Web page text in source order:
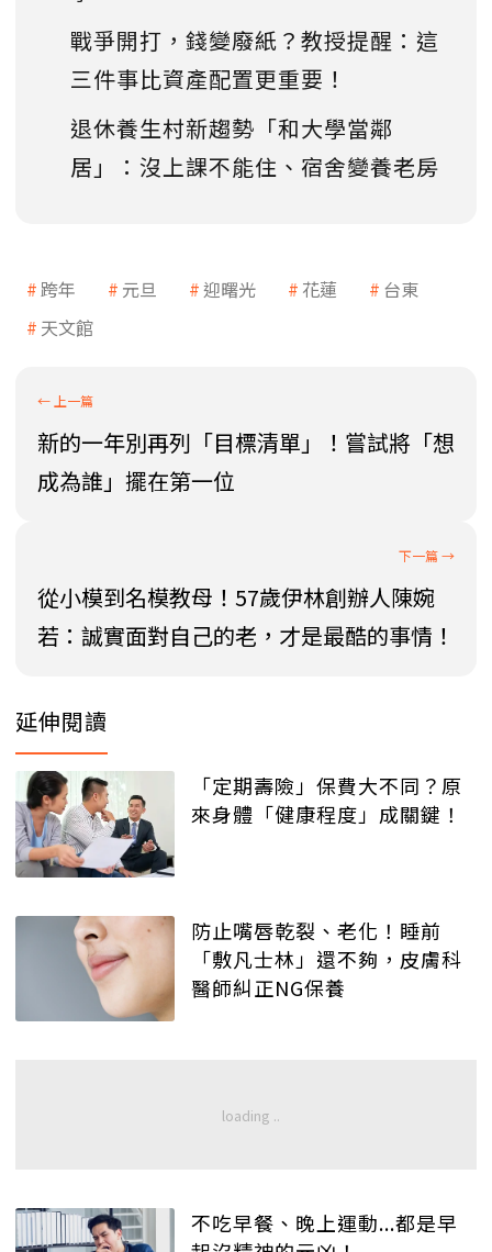
戰爭開打，錢變廢紙？教授提醒：這
三件事比資產配置更重要！
退休養生村新趨勢「和大學當鄰
居」：沒上課不能住、宿舍變養老房
跨年 元旦 迎曙光 花蓮
台東
天文館
新的一年別再列「目標清單」！嘗試將「想
成為誰」擺在第一位
從小模到名模教母！57歲伊林創辦人陳婉
若：誠實面對自己的老，才是最酷的事情！
延伸閱讀
「定期壽險」保費大不同？原
來身體「健康程度」成關鍵！
防止嘴唇乾裂、老化！睡前
「敷凡士林」還不夠，皮膚科
醫師糾正NG保養
不吃早餐、晚上運動...都是早